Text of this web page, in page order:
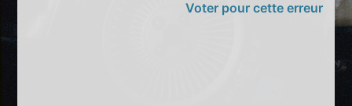
Voter pour cette erreur